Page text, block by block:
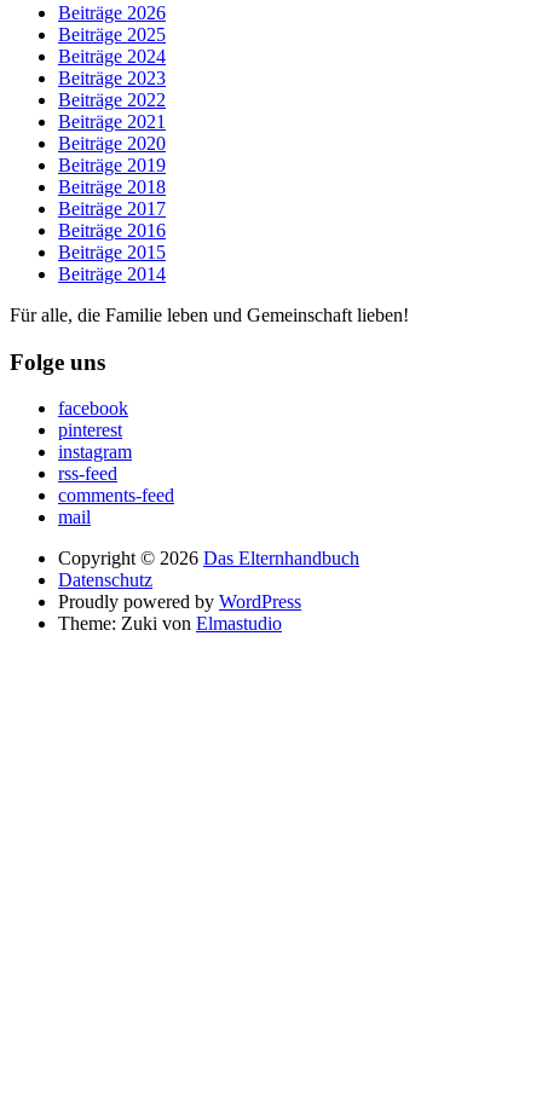
Beiträge 2026
Beiträge 2025
Beiträge 2024
Beiträge 2023
Beiträge 2022
Beiträge 2021
Beiträge 2020
Beiträge 2019
Beiträge 2018
Beiträge 2017
Beiträge 2016
Beiträge 2015
Beiträge 2014
Für alle, die Familie leben und Gemeinschaft lieben!
Folge uns
facebook
pinterest
instagram
rss-feed
comments-feed
mail
Copyright © 2026 Das Elternhandbuch
Datenschutz
Proudly powered by WordPress
Theme: Zuki von Elmastudio